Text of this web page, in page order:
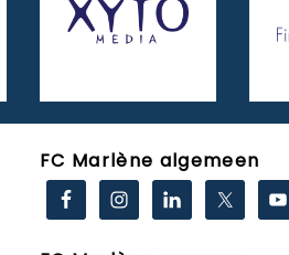
FC Marlène algemeen